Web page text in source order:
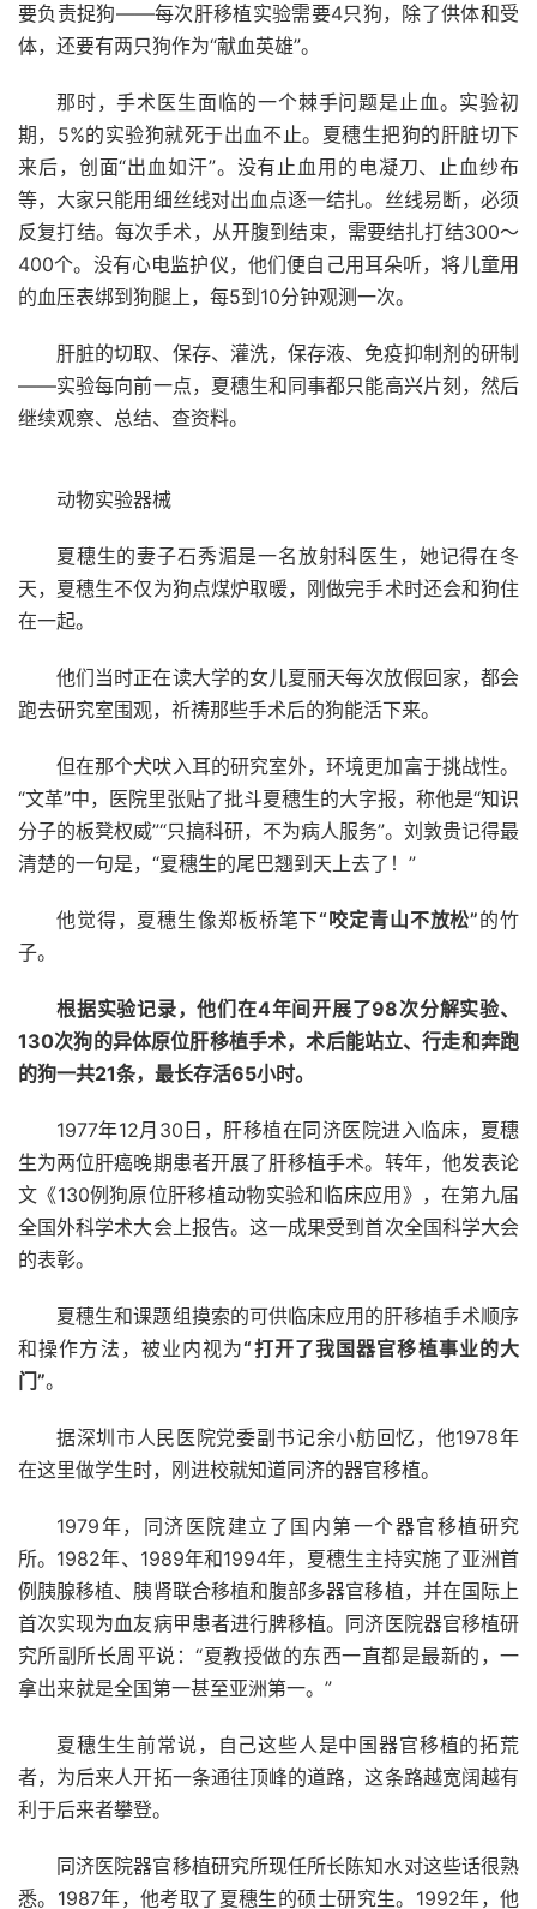
要负责捉狗——每次肝移植实验需要4只狗，除了供体和受
体，还要有两只狗作为“献血英雄”。
那时，手术医生面临的一个棘手问题是止血。实验初
期，5%的实验狗就死于出血不止。夏穗生把狗的肝脏切下
来后，创面“出血如汗”。没有止血用的电凝刀、止血纱布
等，大家只能用细丝线对出血点逐一结扎。丝线易断，必须
反复打结。每次手术，从开腹到结束，需要结扎打结300～
400个。没有心电监护仪，他们便自己用耳朵听，将儿童用
的血压表绑到狗腿上，每5到10分钟观测一次。
肝脏的切取、保存、灌洗，保存液、免疫抑制剂的研制
——实验每向前一点，夏穗生和同事都只能高兴片刻，然后
继续观察、总结、查资料。
动物实验器械
夏穗生的妻子石秀湄是一名放射科医生，她记得在冬
天，夏穗生不仅为狗点煤炉取暖，刚做完手术时还会和狗住
在一起。
他们当时正在读大学的女儿夏丽天每次放假回家，都会
跑去研究室围观，祈祷那些手术后的狗能活下来。
但在那个犬吠入耳的研究室外，环境更加富于挑战性。
“文革”中，医院里张贴了批斗夏穗生的大字报，称他是“知识
分子的板凳权威”“只搞科研，不为病人服务”。刘敦贵记得最
清楚的一句是，“夏穗生的尾巴翘到天上去了！”
他觉得，夏穗生像郑板桥笔下“咬定青山不放松”的竹
子。
根据实验记录，他们在4年间开展了98次分解实验、
130次狗的异体原位肝移植手术，术后能站立、行走和奔跑
的狗一共21条，最长存活65小时。
1977年12月30日，肝移植在同济医院进入临床，夏穗
生为两位肝癌晚期患者开展了肝移植手术。转年，他发表论
文《130例狗原位肝移植动物实验和临床应用》，在第九届
全国外科学术大会上报告。这一成果受到首次全国科学大会
的表彰。
夏穗生和课题组摸索的可供临床应用的肝移植手术顺序
和操作方法，被业内视为“打开了我国器官移植事业的大
门”。
据深圳市人民医院党委副书记余小舫回忆，他1978年
在这里做学生时，刚进校就知道同济的器官移植。
1979年，同济医院建立了国内第一个器官移植研究
所。1982年、1989年和1994年，夏穗生主持实施了亚洲首
例胰腺移植、胰肾联合移植和腹部多器官移植，并在国际上
首次实现为血友病甲患者进行脾移植。同济医院器官移植研
究所副所长周平说：“夏教授做的东西一直都是最新的，一
拿出来就是全国第一甚至亚洲第一。”
夏穗生生前常说，自己这些人是中国器官移植的拓荒
者，为后来人开拓一条通往顶峰的道路，这条路越宽阔越有
利于后来者攀登。
同济医院器官移植研究所现任所长陈知水对这些话很熟
悉。1987年，他考取了夏穗生的硕士研究生。1992年，他